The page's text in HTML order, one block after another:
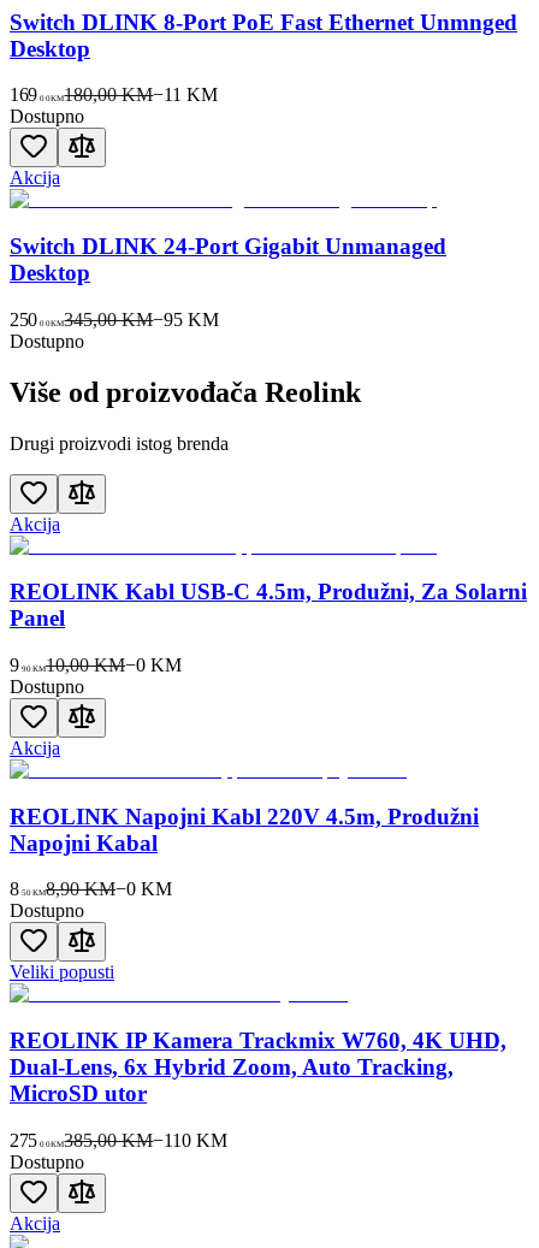
Switch DLINK 8-Port PoE Fast Ethernet Unmnged
Desktop
169 00KM180,00 KM−11 KM
Dostupno
Akcija
Switch DLINK 24-Port Gigabit Unmanaged
Desktop
250 00KM345,00 KM−95 KM
Dostupno
Više od proizvođača Reolink
Drugi proizvodi istog brenda
Akcija
REOLINK Kabl USB-C 4.5m, Produžni, Za Solarni
Panel
9 90 KM10,00 KM−0 KM
Dostupno
Akcija
REOLINK Napojni Kabl 220V 4.5m, Produžni
Napojni Kabal
8 50KM8,90 KM−0 KM
Dostupno
Veliki popusti
REOLINK IP Kamera Trackmix W760, 4K UHD,
Dual-Lens, 6x Hybrid Zoom, Auto Tracking,
MicroSD utor
275 00KM385,00 KM−110 KM
Dostupno
Akcija